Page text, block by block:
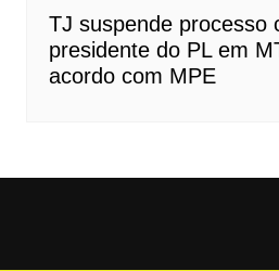
TJ suspende processo
presidente do PL em
acordo com MPE